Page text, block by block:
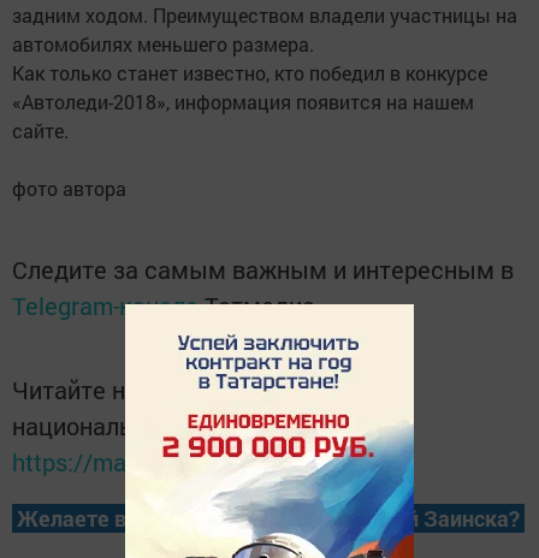
задним ходом. Преимуществом владели участницы на
автомобилях меньшего размера.
Как только станет известно, кто победил в конкурсе
«Автоледи-2018», информация появится на нашем
сайте.
фото автора
Следите за самым важным и интересным в
Telegram-каналеТатмедиа
Читайте новости Татарстана в
национальном мессенджере MАХ:
https://max.ru/tatmedia
Желаете всегда быть в курсе новостей Заинска?